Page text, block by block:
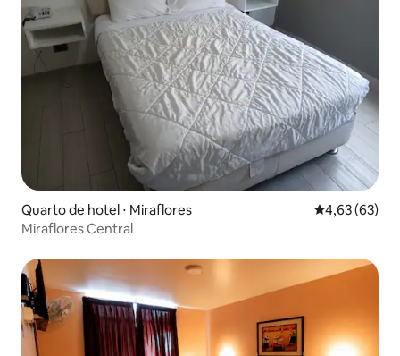
Quarto de hotel ⋅ Miraflores 4,63 de uma
4,63 (63)
Miraflores Central